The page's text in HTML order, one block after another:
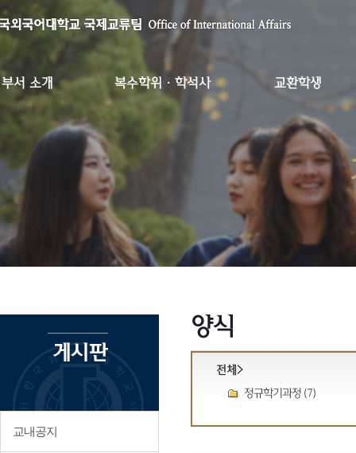
부서 소개 복수학위·학석사 교환학생
교내공지
양식
전체>
정규학기과정 (7)